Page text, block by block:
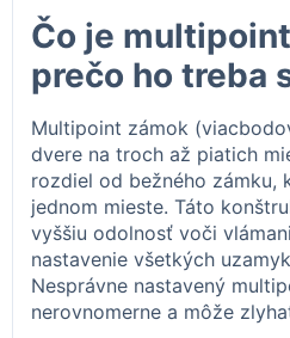
Čo je
prečo ho treba
Multipoint zámok
dvere na troch až piatich
rozdiel od bežného zámku,
jednom mieste. Táto
vyššiu odolnosť voči
nastavenie všetkých
Nesprávne nastavený
nerovnomerne a môže